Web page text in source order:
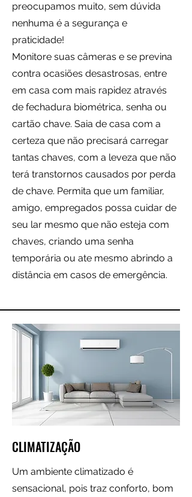
preocupamos muito, sem dúvida
nenhuma é a segurança e
praticidade!
Monitore suas câmeras e se previna
contra ocasiões desastrosas, entre
em casa com mais rapidez através
de fechadura biométrica, senha ou
cartão chave. Saia de casa com a
certeza que não precisará carregar
tantas chaves, com a leveza que não
terá transtornos causados por perda
de chave. Permita que um familiar,
amigo, empregados possa cuidar de
seu lar mesmo que não esteja com
chaves, criando uma senha
temporária ou ate mesmo abrindo a
distância em casos de emergência.
CLIMATIZAÇÃO
Um ambiente climatizado é
sensacional, pois traz conforto, bom